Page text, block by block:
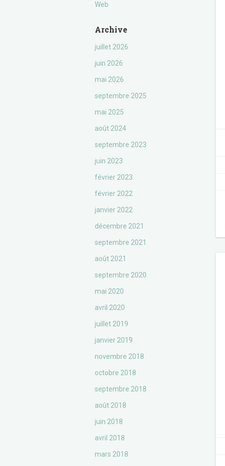
Web
Archive
juillet 2026
juin 2026
mai 2026
septembre 2025
mai 2025
août 2024
septembre 2023
juin 2023
février 2023
février 2022
janvier 2022
décembre 2021
septembre 2021
août 2021
septembre 2020
mai 2020
avril 2020
juillet 2019
janvier 2019
novembre 2018
octobre 2018
septembre 2018
août 2018
juin 2018
avril 2018
mars 2018